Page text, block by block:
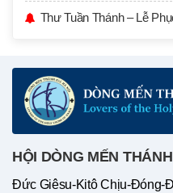
Thư Tuần Thánh – Lễ
HỘI DÒNG MẾN
Đức Giêsu-Kitô Chịu-Đóng-